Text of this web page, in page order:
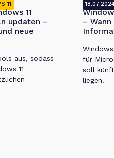
11
11
updaten –
neue
aus, sodass
11
–
für
soll
liegen.